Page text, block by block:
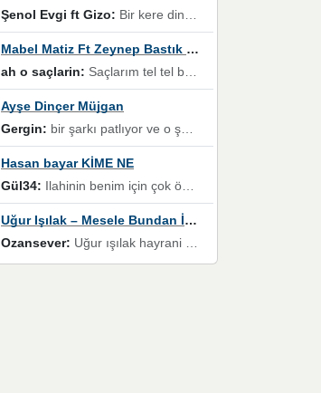
Şenol Evgi ft Gizo: Bir kere dinlememe rağmen kulaklardan gitmiyor sen sen sen sen kurban ol sen sen sen sen hayran ol yükses ses müzik dinleme sebebisiniz canlar bomba gibi patladınız maşallah
Mabel Matiz Ft Zeynep Bastık – Saçların
ah o saçlarin: Saçlarım tel tel beyazlıyor beyazlagına degil yanımda sen yoksun ona üzülüyorum günler bir bir geçiyor geçen günlere değil sensiz geçen günlere darılıyorum,Dinledikce asla kavusamayacagim ama asla unutamicagim sevdiğim adam için yanar içim
Ayşe Dinçer Müjgan
Gergin: bir şarkı patlıyor ve o şarkıyı millet her paylaşımın altına koyuyor ve öyle bir durum hal alıyor ki şarkıyı dinlemeden şarkıdan bikıyorsun Ama bu enteresan bir şekilde dillere dolanıyor millet olarak seviyoruz dertlerle boğuşurken bir yandan da göbek atmayi))) diyeceklerim bu kadar güzel hoş bir sayfa emeğinize sağlık arkadaşlar kolay gelsin
Hasan bayar KİME NE
Gül34: Ilahinin benim için çok özel bir yeri var İlk çıktığında komşum ne kadar yüksek sesle dinliyorsa orada duymuştum ve YouTube'dan aratıp Bu ilahiyi bulmuştum ve sonra müdavimi oldum günlük Ben de 3-5 kere dinleyip ezberleyip artık ilahiye bende eşlik ediyorum yüksek sesle Allah razı olsun hizmet nimettir Rabbim sizin zahmetlerinize de hayırlı nimetler versin Selam ve dua ile Allah'a emanet olun
Uğur Işılak – Mesele Bundan İbaret
Ozansever: Uğur ışılak hayrani olarak eski yeni tüm eserlerini keyifle huzurla dinleyenlerden birisiyim, emeğine saygı duyan gönül veren bunu en güzel şekilde sevenlerine ulaştıran siz değerli sayfa yöneticilerine de teşekkür ederim